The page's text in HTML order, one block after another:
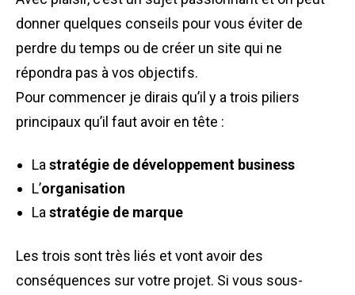
donner quelques conseils pour vous éviter de
perdre du temps ou de créer un site qui ne
répondra pas à vos objectifs.
Pour commencer je dirais qu’il y a trois piliers
principaux qu’il faut avoir en tête :
La stratégie de développement business
L’organisation
La stratégie de marque
Les trois sont très liés et vont avoir des
conséquences sur votre projet. Si vous sous-